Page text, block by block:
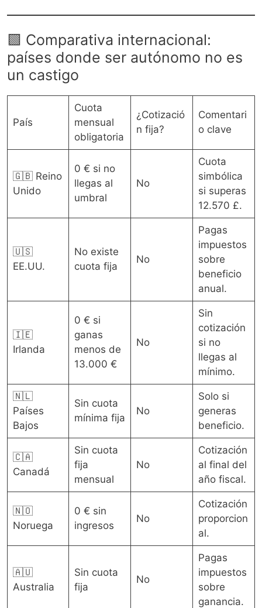
🟩 Comparativa internacional:
países donde ser autónomo no es
un castigo
País
Cuota
mensual
obligatoria
¿Cotizació
n fija?
Comentari
o clave
🇬🇧 Reino
Unido
0 € si no
llegas al
umbral
No
Cuota
simbólica
si superas
12.570 £.
🇺🇸
EE.UU.
No existe
cuota fija
No
Pagas
impuestos
sobre
beneficio
anual.
🇮🇪
Irlanda
0 € si
ganas
menos de
13.000 €
No
Sin
cotización
si no
llegas al
mínimo.
🇳🇱
Países
Bajos
Sin cuota
mínima fija
No
Solo si
generas
beneficio.
🇨🇦
Canadá
Sin cuota
fija
mensual
No
Cotización
al final del
año fiscal.
🇳🇴
Noruega
0 € sin
ingresos
No
Cotización
proporcion
al.
🇦🇺
Australia
Sin cuota
fija
No
Pagas
impuestos
sobre
ganancia.